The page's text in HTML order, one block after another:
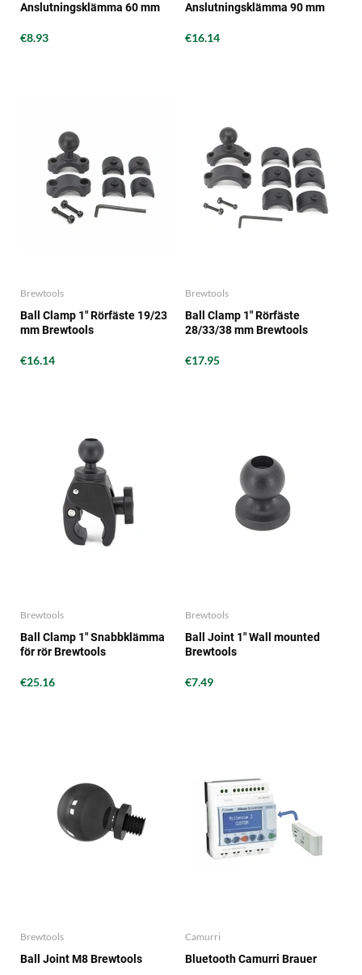
Anslutningsklämma 60 mm
€8.93
Anslutningsklämma 90 mm
€16.14
Brewtools
Ball Clamp 1" Rörfäste 19/23
mm Brewtools
€16.14
Brewtools
Ball Clamp 1" Rörfäste
28/33/38 mm Brewtools
€17.95
Brewtools
Ball Clamp 1" Snabbklämma
för rör Brewtools
€25.16
Brewtools
Ball Joint 1" Wall mounted
Brewtools
€7.49
Brewtools
Ball Joint M8 Brewtools
Camurri
Bluetooth Camurri Brauer